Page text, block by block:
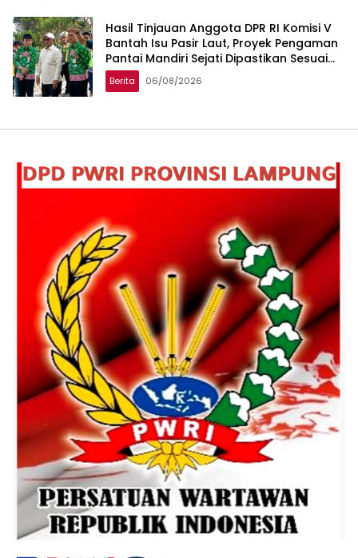
Hasil Tinjauan Anggota DPR RI Komisi V
Bantah Isu Pasir Laut, Proyek Pengaman
Pantai Mandiri Sejati Dipastikan Sesuai
Spesifikasi
Berita 06/08/2026